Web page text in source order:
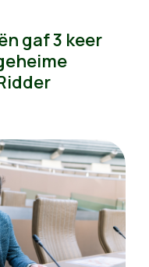
gaf 3 keer